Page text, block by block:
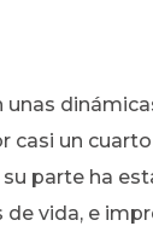
unas
casi un
parte ha
vida, e